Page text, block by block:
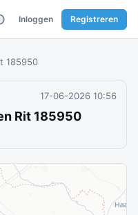
Inloggen Registreren
185950
17-06-2026 10:56
Rit 185950